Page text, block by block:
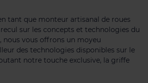
tant que monteur artisanal de roues
sur les concepts et technologies du
nous vous offrons un moyeu
des technologies disponibles sur le
notre touche exclusive, la griffe